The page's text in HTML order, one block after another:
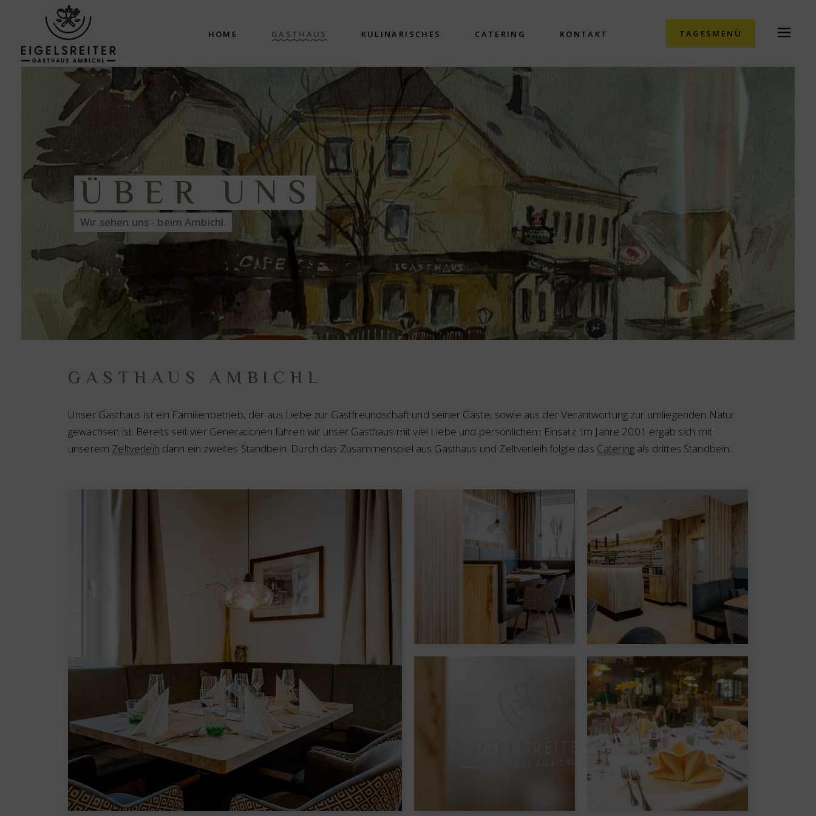
HOME GASTHAUS
Galerie
KULINARISCHES
Speisekarte
Lieferanten
CATERING KONTAKT TAGESMENÜ
ÜBER UNS
Wir sehen uns - beim Ambichl.
GASTHAUS AMBICHL
Unser Gasthaus ist ein Familienbetrieb, der aus Liebe zur Gastfreundschaft und seiner Gäste, sowie aus der Verantwortung zur umliegenden Natur
gewachsen ist. Bereits seit vier Generationen führen wir unser Gasthaus mit viel Liebe und persönlichem Einsatz. Im Jahre 2001 ergab sich mit
unserem Zeltverleih dann ein zweites Standbein. Durch das Zusammenspiel aus Gasthaus und Zeltverleih folgte das Catering als drittes Standbein.